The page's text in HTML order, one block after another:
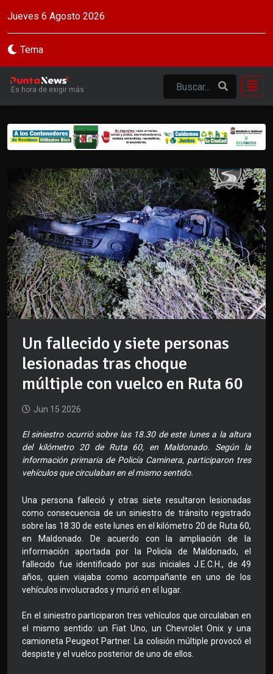
Jueves 6 Agosto 2026
Tema
Es hora de exigir más
Un fallecido y siete personas
lesionadas tras choque
múltiple con vuelco en Ruta 60
Jun 15 2026
El siniestro ocurrió sobre las 18.30 de este lunes a la altura
del kilómetro 20 de Ruta 60, en Maldonado. Según la
información primaria de Policía Caminera, participaron tres
vehículos que circulaban en el mismo sentido.
Una persona falleció y otras siete resultaron lesionadas
como consecuencia de un siniestro de tránsito registrado
sobre las 18:30 de este lunes en el kilómetro 20 de Ruta 60,
en Maldonado. De acuerdo con la ampliación de la
información aportada por la Policía de Maldonado, el
fallecido fue identificado por sus iniciales J.E.C.H., de 49
años, quien viajaba como acompañante en uno de los
vehículos involucrados y murió en el lugar.
En el siniestro participaron tres vehículos que circulaban en
el mismo sentido: un Fiat Uno, un Chevrolet Onix y una
camioneta Peugeot Partner. La colisión múltiple provocó el
despiste y el vuelco posterior de uno de ellos.